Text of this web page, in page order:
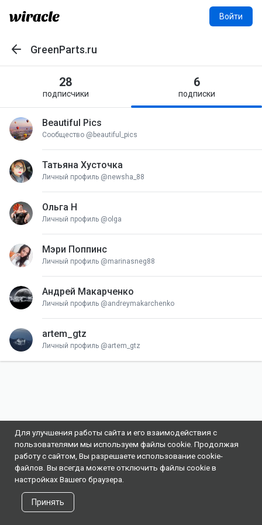
Войти
НазадGreenParts.ru
28
подписчики
6
подписки
B
Beautiful Pics
Сообщество @beautiful_pics
ТХ
Татьяна Хусточка
Личный профиль @newsha_88
ОН
Ольга Н
Личный профиль @olga
МП
Мэри Поппинс
Личный профиль @marinasneg88
АМ
Андрей Макарченко
Личный профиль @andreymakarchenko
A
artem_gtz
Личный профиль @artem_gtz
Для улучшения работы сайта и его взаимодействия с
пользователями мы используем файлы cookie. Продолжая
работу с сайтом, Вы разрешаете использование cookie-
файлов. Вы всегда можете отключить файлы cookie в
настройках Вашего браузера.
Принять